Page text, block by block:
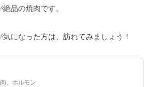
品の焼肉です。
気になった方は、訪れてみましょう！
、ホルモン